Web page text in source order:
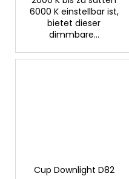
6000 K einstellbar ist,
bietet dieser
dimmbare...
Cup Downlight D82